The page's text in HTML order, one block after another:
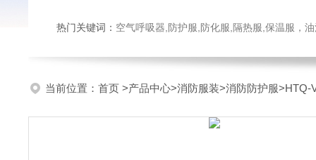
热门关键词： 空气呼吸器,防护服,防化服,隔热服,保温服，
当前位置： 首页 >产品中心>消防服装>消防防护服>HTQ-